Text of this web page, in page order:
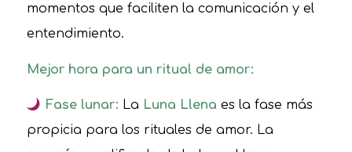
momentos que faciliten la comunicación y el
entendimiento.
Mejor hora para un ritual de amor:
Fase lunar: La Luna Llena es la fase más
propicia para los rituales de amor. La